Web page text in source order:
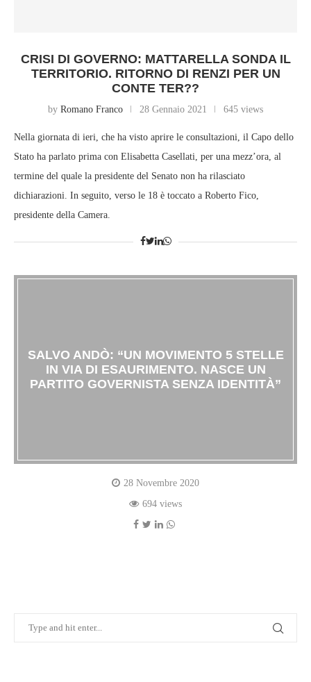
CRISI DI GOVERNO: MATTARELLA SONDA IL
TERRITORIO. RITORNO DI RENZI PER UN
CONTE TER??
by Romano Franco 28 Gennaio 2021 645 views
Nella giornata di ieri, che ha visto aprire le consultazioni, il Capo dello
Stato ha parlato prima con Elisabetta Casellati, per una mezz’ora, al
termine del quale la presidente del Senato non ha rilasciato
dichiarazioni. In seguito, verso le 18 è toccato a Roberto Fico,
presidente della Camera.
SALVO ANDÒ: “UN MOVIMENTO 5 STELLE
IN VIA DI ESAURIMENTO. NASCE UN
PARTITO GOVERNISTA SENZA IDENTITÀ”
28 Novembre 2020
694 views